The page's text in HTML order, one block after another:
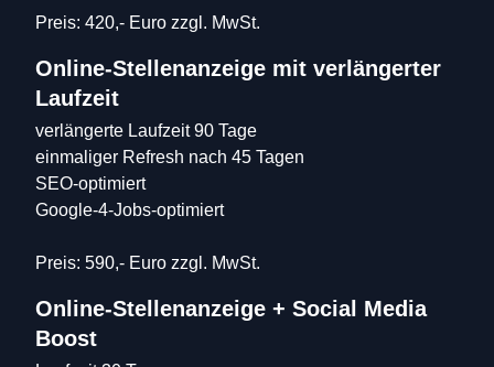
Preis: 420,- Euro zzgl. MwSt.
Online-Stellenanzeige mit verlängerter
Laufzeit
verlängerte Laufzeit 90 Tage
einmaliger Refresh nach 45 Tagen
SEO-optimiert
Google-4-Jobs-optimiert
Preis: 590,- Euro zzgl. MwSt.
Online-Stellenanzeige + Social Media
Boost